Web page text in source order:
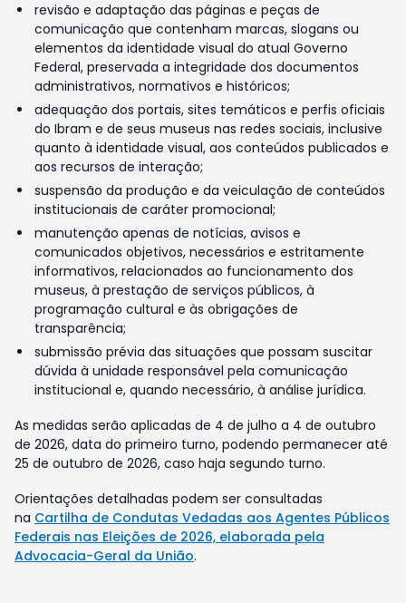
revisão e adaptação das páginas e peças de
comunicação que contenham marcas, slogans ou
elementos da identidade visual do atual Governo
Federal, preservada a integridade dos documentos
administrativos, normativos e históricos;
adequação dos portais, sites temáticos e perfis oficiais
do Ibram e de seus museus nas redes sociais, inclusive
quanto à identidade visual, aos conteúdos publicados e
aos recursos de interação;
suspensão da produção e da veiculação de conteúdos
institucionais de caráter promocional;
manutenção apenas de notícias, avisos e
comunicados objetivos, necessários e estritamente
informativos, relacionados ao funcionamento dos
museus, à prestação de serviços públicos, à
programação cultural e às obrigações de
transparência;
submissão prévia das situações que possam suscitar
dúvida à unidade responsável pela comunicação
institucional e, quando necessário, à análise jurídica.
As medidas serão aplicadas de 4 de julho a 4 de outubro
de 2026, data do primeiro turno, podendo permanecer até
25 de outubro de 2026, caso haja segundo turno.
Orientações detalhadas podem ser consultadas
na Cartilha de Condutas Vedadas aos Agentes Públicos
Federais nas Eleições de 2026, elaborada pela
Advocacia-Geral da União.